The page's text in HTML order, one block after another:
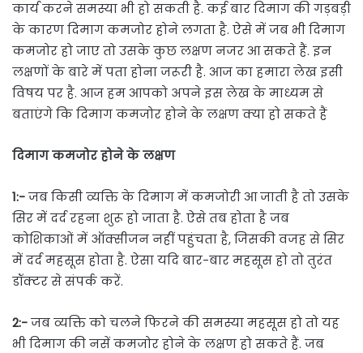
कार्य करने समस्या भी हो सकती है. कई बार दिमाग की गड़बड़ी
के कारण दिमाग कमजोर होने लगता है. ऐसे में जब भी दिमाग
कमजोर हो जाए तो उसके कुछ लक्षण नजर आ सकते हैं. इन
लक्षणों के बारे में पता होना जरूरी है. आज का हमारा लेख इसी
विषय पर है. आज हम आपको अपने इस लेख के माध्यम से
बताएंगे कि दिमाग कमजोर होने के लक्षण क्या हो सकते हैं
दिमाग कमजोर होने के लक्षण
1:-जब किसी व्यक्ति के दिमाग में कमजोरी आ जाती है तो उसके
सिर में दर्द रहना शुरू हो जाता है. ऐसे तब होता है जब
कोशिकाओं में ऑक्सीजन नहीं पहुंचता है, जिसकी वजह से सिर
में दर्द महसूस होता है. ऐसा यदि बार-बार महसूस हो तो तुरंत
डॉक्टर से संपर्क करें.
2:-जब व्यक्ति को चलने फिरने की समस्या महसूस हो तो यह
भी दिमाग की नसें कमजोर होने के लक्षण हो सकते हैं. जब